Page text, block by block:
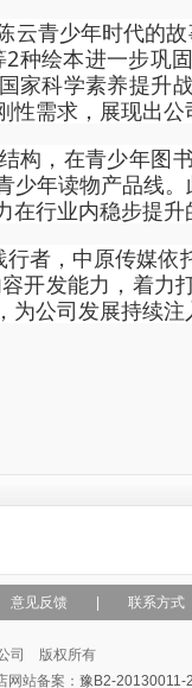
云青少年时代的
种绘本进一步巩
家科学素养提升
需求，展现出公
构，在青少年图
少年读物产品线
行业内稳步提升
行者，中原传媒
开发能力，着力
公司发展持续注
意见反馈 联系方式
司 版权所有
站备案： 豫B2-20130011-2